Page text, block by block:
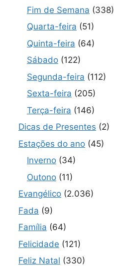
Fim de Semana (338)
Quarta-feira (51)
Quinta-feira (64)
Sábado (122)
Segunda-feira (112)
Sexta-feira (205)
Terça-feira (146)
Dicas de Presentes (2)
Estações do ano (45)
Inverno (34)
Outono (11)
Evangélico (2.036)
Fada (9)
Família (64)
Felicidade (121)
Feliz Natal (330)